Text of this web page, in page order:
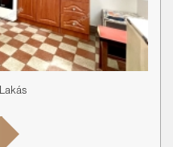
Lakás